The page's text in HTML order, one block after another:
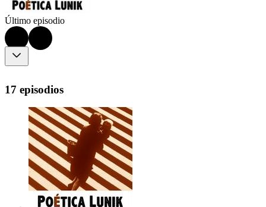
Último episodio
17 episodios